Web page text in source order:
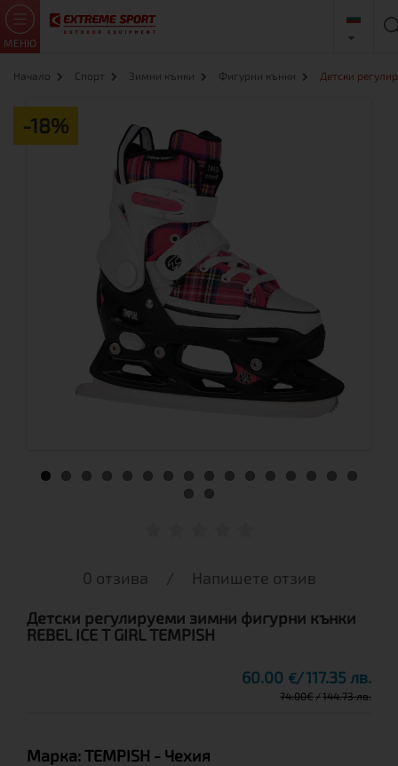
МЕНЮ
Начало Спорт Зимни кънки Фигурни кънки Детски
-18%
0 отзива / Напишете отзив
Детски регулируеми зимни фигурни кънки
REBEL ICE T GIRL TEMPISH
60.00 € 117.35 лв.
74.00€ 144.73 лв.
Марка:TEMPISH - Чехия